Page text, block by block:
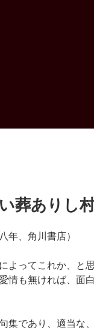
葬ありし
年、角川書店）
よってこれか、と
情も無ければ、面
集であり、適当な